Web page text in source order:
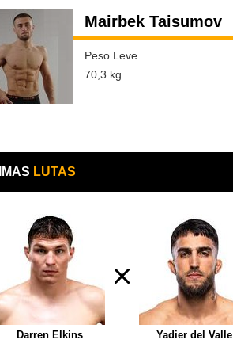
Mairbek Taisumov
Peso Leve
70,3 kg
LUTAS
Darren Elkins Yadier del Valle